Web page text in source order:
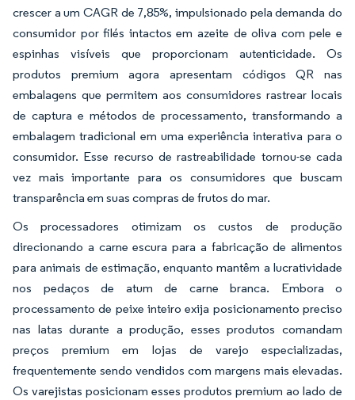
crescer a um CAGR de 7,85%, impulsionado pela demanda do
consumidor por filés intactos em azeite de oliva com pele e
espinhas visíveis que proporcionam autenticidade. Os
produtos premium agora apresentam códigos QR nas
embalagens que permitem aos consumidores rastrear locais
de captura e métodos de processamento, transformando a
embalagem tradicional em uma experiência interativa para o
consumidor. Esse recurso de rastreabilidade tornou-se cada
vez mais importante para os consumidores que buscam
transparência em suas compras de frutos do mar.
Os processadores otimizam os custos de produção
direcionando a carne escura para a fabricação de alimentos
para animais de estimação, enquanto mantêm a lucratividade
nos pedaços de atum de carne branca. Embora o
processamento de peixe inteiro exija posicionamento preciso
nas latas durante a produção, esses produtos comandam
preços premium em lojas de varejo especializadas,
frequentemente sendo vendidos com margens mais elevadas.
Os varejistas posicionam esses produtos premium ao lado de